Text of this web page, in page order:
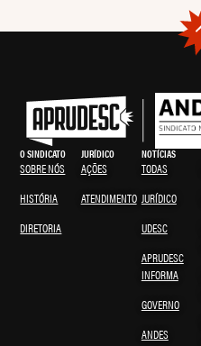
O SINDICATO
SOBRE NÓS
HISTÓRIA
DIRETORIA
JURÍDICO
AÇÕES
ATENDIMENTO
NOTÍCIAS
TODAS
JURÍDICO
UDESC
APRUDESC
INFORMA
GOVERNO
ANDES